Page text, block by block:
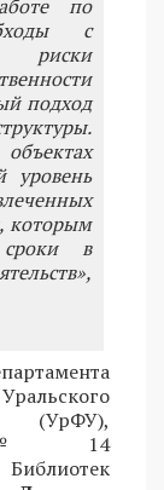
по
с
риски
подход
уровень
которым
в
(УрФУ),
№ 14